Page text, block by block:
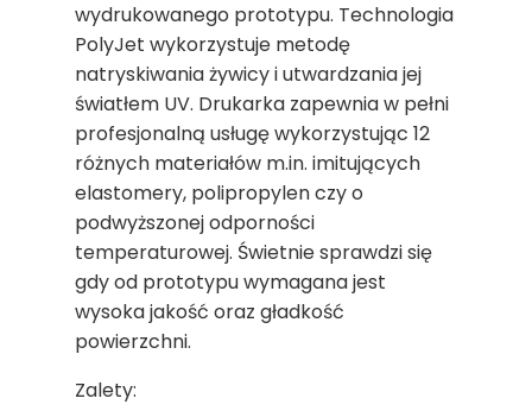
wydrukowanego prototypu. Technologia
PolyJet wykorzystuje metodę
natryskiwania żywicy i utwardzania jej
światłem UV. Drukarka zapewnia w pełni
profesjonalną usługę wykorzystując 12
różnych materiałów m.in. imitujących
elastomery, polipropylen czy o
podwyższonej odporności
temperaturowej. Świetnie sprawdzi się
gdy od prototypu wymagana jest
wysoka jakość oraz gładkość
powierzchni.
Zalety: